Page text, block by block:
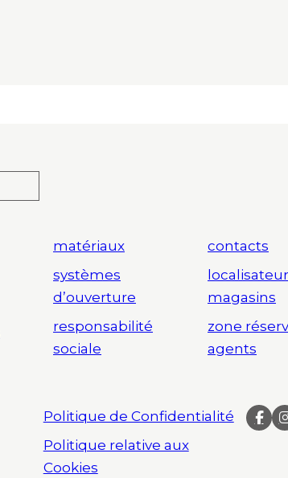
matériaux
systèmes
d’ouverture
responsabilité
sociale
contacts
magasins
zone
agents
Politique de Confidentialité
Politique relative aux
Cookies